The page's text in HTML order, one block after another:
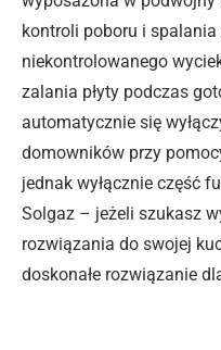
kontroli poboru i
niekontrolowanego
zalania płyty podczas
automatycznie się
domowników przy
jednak wyłącznie część
Solgaz – jeżeli szukasz
rozwiązania do swojej
doskonałe rozwiązanie